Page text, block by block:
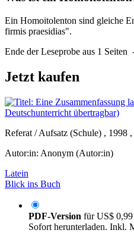
Ein Homoitolenton sind gleiche
firmis praesidias".
Ende der Leseprobe aus 1 Seiten
Jetzt kaufen
Referat / Aufsatz (Schule) , 1998 ,
Autor:in: Anonym (Autor:in)
Latein
Blick ins Buch
PDF-Version fürUS$ 0,99
Sofort herunterladen. Inkl.